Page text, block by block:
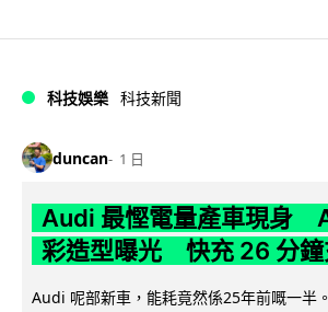
科技娛樂 科技新聞
duncan 1 日
Audi 最慳電量產車現身
彩造型曝光 快充 26 分鐘
Audi 呢部新車，能耗竟然係25年前嘅一半